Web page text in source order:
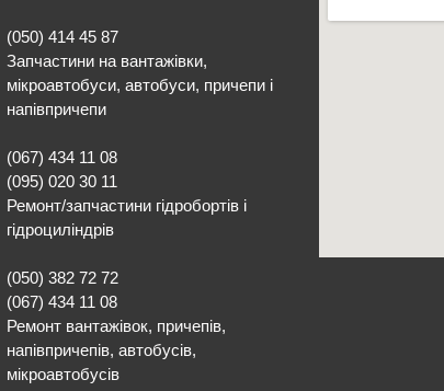
(050) 414 45 87
Запчастини на вантажівки,
мікроавтобуси, автобуси, причепи і
напівпричепи
(067) 434 11 08
(095) 020 30 11
Ремонт/запчастини гідробортів і
гідроциліндрів
(050) 382 72 72
(067) 434 11 08
Ремонт вантажівок, причепів,
напівпричепів, автобусів,
мікроавтобусів